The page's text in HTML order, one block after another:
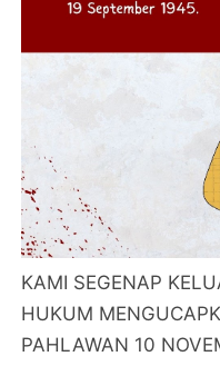
KAMI SEGENAP
HUKUM
PAHLAWAN 10